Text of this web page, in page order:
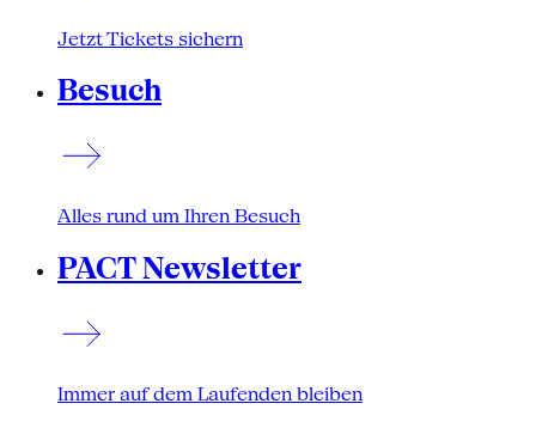
Jetzt Tickets sichern
Besuch
Alles rund um Ihren Besuch
PACT Newsletter
Immer auf dem Laufenden bleiben